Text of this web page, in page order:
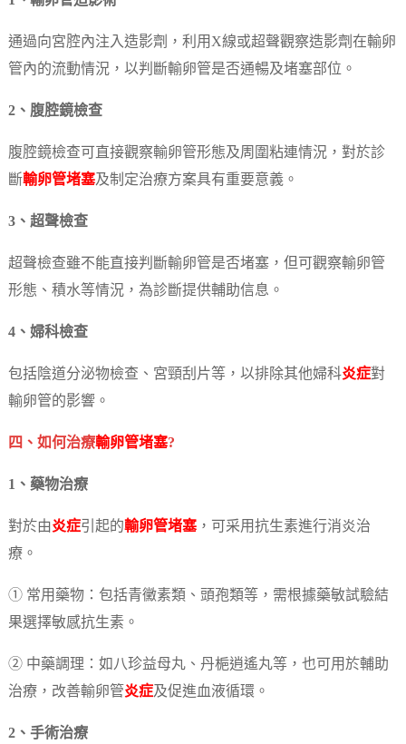
通過向宮腔內注入造影劑，利用X線或超聲觀察造影劑在輸卵
管內的流動情況，以判斷輸卵管是否通暢及堵塞部位。
2、腹腔鏡檢查
腹腔鏡檢查可直接觀察輸卵管形態及周圍粘連情況，對於診
斷輸卵管堵塞及制定治療方案具有重要意義。
3、超聲檢查
超聲檢查雖不能直接判斷輸卵管是否堵塞，但可觀察輸卵管
形態、積水等情況，為診斷提供輔助信息。
4、婦科檢查
包括陰道分泌物檢查、宮頸刮片等，以排除其他婦科炎症對
輸卵管的影響。
四、如何治療輸卵管堵塞?
1、藥物治療
對於由炎症引起的輸卵管堵塞，可采用抗生素進行消炎治
療。
① 常用藥物：包括青黴素類、頭孢類等，需根據藥敏試驗結
果選擇敏感抗生素。
② 中藥調理：如八珍益母丸、丹梔逍遙丸等，也可用於輔助
治療，改善輸卵管炎症及促進血液循環。
2、手術治療